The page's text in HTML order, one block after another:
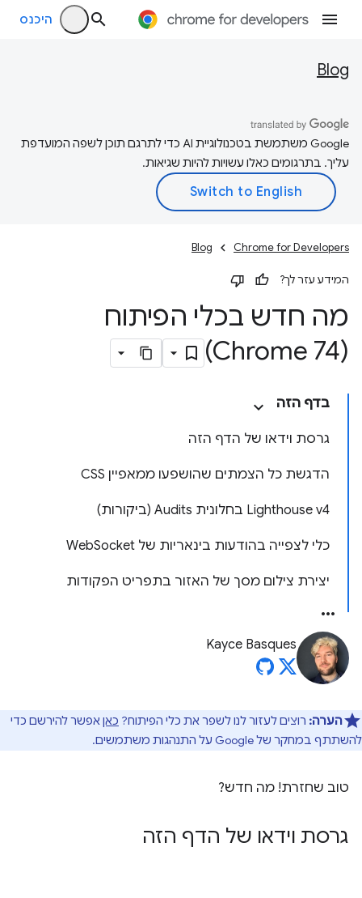
היכנס
Blog
‫Google משתמשת בטכנולוגיית AI כדי לתרגם תוכן לשפה המועדפת
עליך. בתרגומים כאלו עשויות להיות שגיאות.
Chrome for Developers
Blog
המידע עזר לך?
מה חדש בכלי הפיתוח
(Chrome 74)
בדף הזה
גרסת וידאו של הדף הזה
הדגשת כל הצמתים שהושפעו ממאפיין CSS
‫Lighthouse v4 בחלונית Audits (ביקורות)
כלי לצפייה בהודעות בינאריות של WebSocket
יצירת צילום מסך של האזור בתפריט הפקודות
Kayce Basques
הערה: רוצים לעזור לנו לשפר את כלי הפיתוח? כאןאפשר להירשם כדי
להשתתף במחקר של Google על התנהגות משתמשים.
טוב שחזרת! מה חדש?
גרסת וידאו של הדף הזה